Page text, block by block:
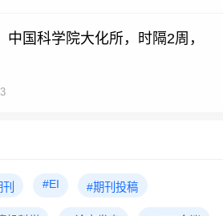
国科学院大化所，时隔2周，
3
#EI #期刊投稿